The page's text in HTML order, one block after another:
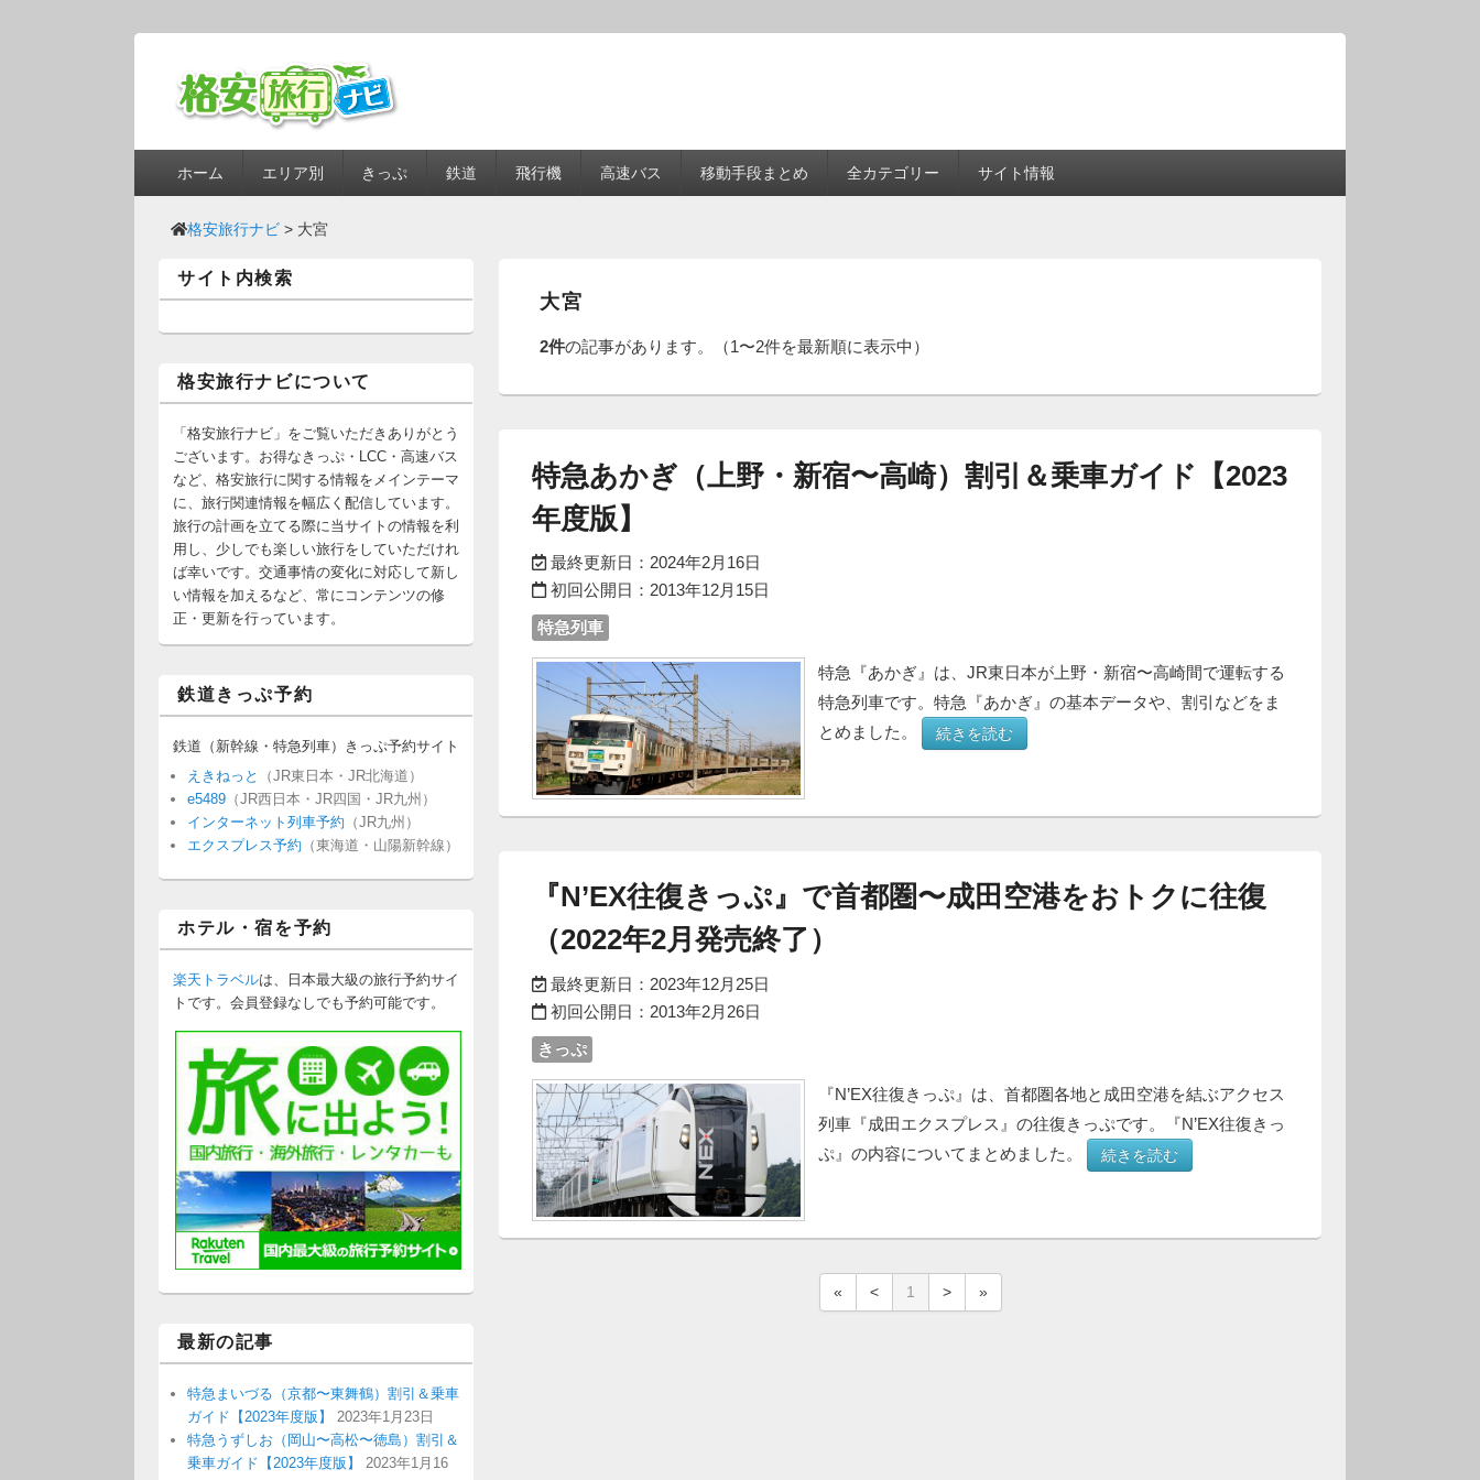
第1メニュー第1メニューのコンテンツまでスキップ
第2メニューのコンテンツまでスキップ
ホーム エリア別 きっぷ 鉄道 飛行機 高速バス 移動手段まとめ 全カテゴリー サイト情報
格安旅行ナビ > 大宮
大宮
2件の記事があります。（1〜2件を最新順に表示中）
特急あかぎ（上野・新宿〜高崎）割引＆乗車ガイド【2023
年度版】
最終更新日： 2024年2月16日
初回公開日： 2013年12月15日
特急列車
特急『あかぎ』は、JR東日本が上野・新宿〜高崎間で運転する
特急列車です。特急『あかぎ』の基本データや、割引などをま
とめました。
続きを読む
『N’EX往復きっぷ』で首都圏〜成田空港をおトクに往復
（2022年2月発売終了）
最終更新日： 2023年12月25日
初回公開日： 2013年2月26日
きっぷ
『N’EX往復きっぷ』は、首都圏各地と成田空港を結ぶアクセス
列車『成田エクスプレス』の往復きっぷです。『N’EX往復きっ
ぷ』の内容についてまとめました。
続きを読む
« < 1 > »
サイト内検索
格安旅行ナビについて
「格安旅行ナビ」をご覧いただきありがとう
ございます。お得なきっぷ・LCC・高速バス
など、格安旅行に関する情報をメインテーマ
に、旅行関連情報を幅広く配信しています。
旅行の計画を立てる際に当サイトの情報を利
用し、少しでも楽しい旅行をしていただけれ
ば幸いです。交通事情の変化に対応して新し
い情報を加えるなど、常にコンテンツの修
正・更新を行っています。
鉄道きっぷ予約
鉄道（新幹線・特急列車）きっぷ予約サイト
えきねっと
（JR東日本・JR北海道）
e5489 （JR西日本・JR四国・JR九州）
インターネット列車予約 （JR九州）
エクスプレス予約 （東海道・山陽新幹線）
ホテル・宿を予約
楽天トラベルは、日本最大級の旅行予約サイ
トです。会員登録なしでも予約可能です。
最新の記事
特急まいづる（京都〜東舞鶴）割引＆乗車
ガイド【2023年度版】
2023年1月23日
特急うずしお（岡山〜高松〜徳島）割引＆
乗車ガイド【2023年度版】
2023年1月16